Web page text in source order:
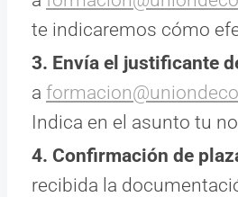
te indicaremos cómo
3. Envía el justificante
a
Indica en el asunto tu
4. Confirmación de
recibida la